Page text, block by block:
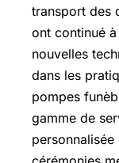
transport des
ont continué
nouvelles
dans les
pompes
gamme de